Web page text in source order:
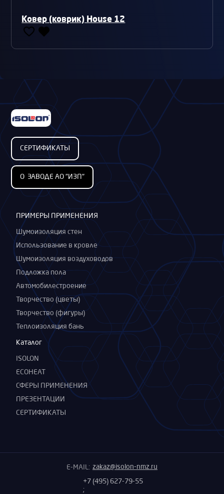
Ковер (коврик) House 12
ПРИМЕРЫ ПРИМЕНЕНИЯ
Шумоизоляция стен
Использование в кровле
Шумоизоляция воздуховодов
Подложка пола
Автомобилестроение
Творчество (цветы)
Творчество (фигуры)
Теплоизоляция бань
Каталог
ISOLON
ECOHEAT
СФЕРЫ ПРИМЕНЕНИЯ
ПРЕЗЕНТАЦИИ
СЕРТИФИКАТЫ
СЕРТИФИКАТЫ
О ЗАВОДЕ АО "ИЗП"
+7 (495) 627-79-55
;
E-MAIL: zakaz@isolon-nmz.ru